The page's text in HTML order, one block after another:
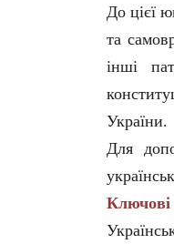
До цієї
та
інші
України.
Для
Ключові